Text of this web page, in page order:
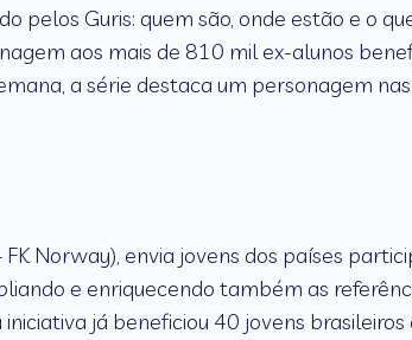
Guris: quem são, onde estão e o
aos mais de 810 mil ex-alunos
a série destaca um personagem
Norway), envia jovens dos países
e enriquecendo também as
já beneficiou 40 jovens brasileiros